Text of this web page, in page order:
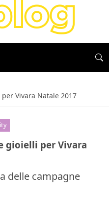
Vivara Natale 2017
gioielli per Vivara
delle campagne